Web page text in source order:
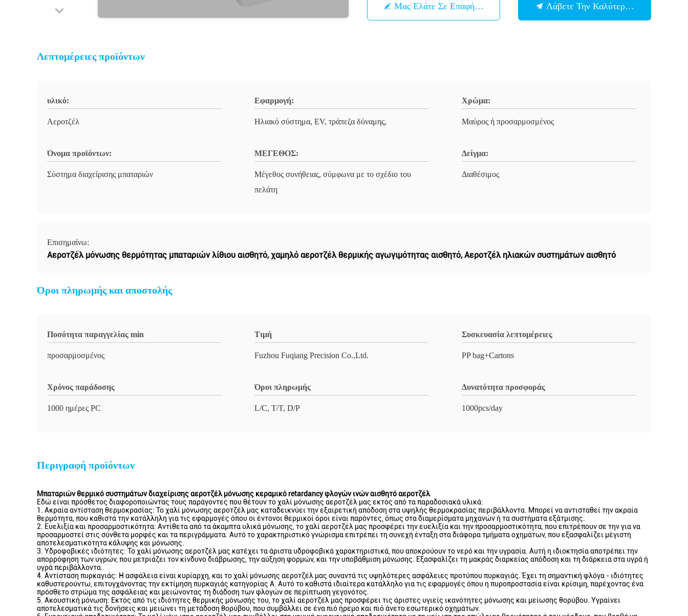
Μας Ελάτε Σε Επαφή Με Λάβετε Την Καλύτερη Τιμή
Λεπτομέρειες προϊόντων
υλικό:
Αεροτζέλ
Εφαρμογή:
Ηλιακό σύστημα, EV, τράπεζα δύναμης,
Χρώμα:
Μαύρος ή προσαρμοσμένος
Όνομα προϊόντων:
Σύστημα διαχείρισης μπαταριών
ΜΕΓΕΘΟΣ:
Μέγεθος συνήθειας, σύμφωνα με το σχέδιο του
πελάτη
Δείγμα:
Διαθέσιμος
Επισημαίνω:
Αεροτζέλ μόνωσης θερμότητας μπαταριών λίθιου αισθητό,χαμηλό αεροτζέλ θερμικής αγωγιμότητας αισθητό,Αεροτζέλ ηλιακών συστημάτων αισθητό
Όροι πληρωμής και αποστολής
Ποσότητα παραγγελίας min
προσαρμοσμένος
Τιμή
Fuzhou Fuqiang Precision Co.,Ltd.
Συσκευασία λεπτομέρειες
PP bag+Cartons
Χρόνος παράδοσης
1000 ημέρες PC
Όροι πληρωμής
L/C, T/T, D/P
Δυνατότητα προσφοράς
1000pcs/day
Περιγραφή προϊόντων
Μπαταριών θερμικό συστημάτων διαχείρισης αεροτζέλ μόνωσης κεραμικό retardancy φλογών ινών αισθητό αεροτζέλ
Εδώ είναι πρόσθετος διαφοροποιώντας τους παράγοντες που θέτουν το χαλί μόνωσης αεροτζέλ μας εκτός από τα παραδοσιακά υλικά:
1. Ακραία αντίσταση θερμοκρασίας: Το χαλί μόνωσης αεροτζέλ μας καταδεικνύει την εξαιρετική απόδοση στα υψηλής θερμοκρασίας περιβάλλοντα. Μπορεί να αντισταθεί την ακραία
θερμότητα, που καθιστά την κατάλληλη για τις εφαρμογές όπου οι έντονοι θερμικοί όροι είναι παρόντες, όπως στα διαμερίσματα μηχανών ή τα συστήματα εξάτμισης.
2. Ευελιξία και προσαρμοστικότητα: Αντίθετα από τα άκαμπτα υλικά μόνωσης, το χαλί αεροτζέλ μας προσφέρει την ευελιξία και την προσαρμοστικότητα, που επιτρέπουν σε την για να
προσαρμοστεί στις σύνθετα μορφές και τα περιγράμματα. Αυτό το χαρακτηριστικό γνώρισμα επιτρέπει τη συνεχή ένταξη στα διάφορα τμήματα οχημάτων, που εξασφαλίζει μέγιστη
αποτελεσματικότητα κάλυψης και μόνωσης.
3. Υδροφοβικές ιδιότητες: Το χαλί μόνωσης αεροτζέλ μας κατέχει τα άριστα υδροφοβικά χαρακτηριστικά, που αποκρούουν το νερό και την υγρασία. Αυτή η ιδιοκτησία αποτρέπει την
απορρόφηση των υγρών, που μετριάζει τον κίνδυνο διάβρωσης, την αύξηση φορμών, και την υποβάθμιση μόνωσης. Εξασφαλίζει τη μακράς διαρκείας απόδοση και τη διάρκεια στα υγρά ή
υγρά περιβάλλοντα.
4. Αντίσταση πυρκαγιάς: Η ασφάλεια είναι κυρίαρχη, και το χαλί μόνωσης αεροτζέλ μας συναντά τις υψηλότερες ασφάλειες προτύπου πυρκαγιάς. Έχει τη σημαντική φλόγα - ιδιότητες
καθυστερούντω, επιτυγχάνοντας την εκτίμηση πυρκαγιάς κατηγορίας Α. Αυτό το καθιστά ιδιαίτερα κατάλληλο για τις εφαρμογές όπου η πυροπροστασία είναι κρίσιμη, παρέχοντας ένα
πρόσθετο στρώμα της ασφάλειας και μειώνοντας τη διάδοση των φλογών σε περίπτωση γεγονότος.
5. Ακουστική μόνωση: Εκτός από τις ιδιότητες θερμικής μόνωσής του, το χαλί αεροτζέλ μας προσφέρει τις άριστες υγιείς ικανότητες μόνωσης και μείωσης θορύβου. Υγραίνει
αποτελεσματικά τις δονήσεις και μειώνει τη μετάδοση θορύβου, που συμβάλλει σε ένα πιό ήρεμο και πιό άνετο εσωτερικό οχημάτων.